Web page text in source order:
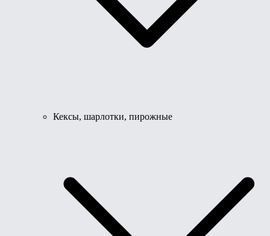
Кексы, шарлотки, пирожные